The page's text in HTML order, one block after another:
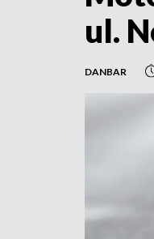
ul.
DANBAR